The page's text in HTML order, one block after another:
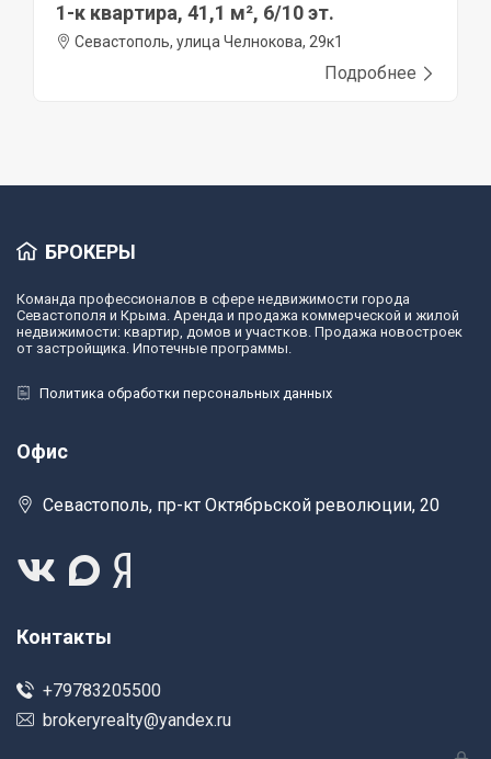
1-к квартира, 41,1 м², 6/10 эт.
Севастополь, улица Челнокова, 29к1
Подробнее
БРОКЕРЫ
Команда профессионалов в сфере недвижимости города
Севастополя и Крыма. Аренда и продажа коммерческой и жилой
недвижимости: квартир, домов и участков. Продажа новостроек
от застройщика. Ипотечные программы.
Политика обработки персональных данных
Офис
Севастополь, пр-кт Октябрьской революции, 20
Контакты
+79783205500
brokeryrealty@yandex.ru